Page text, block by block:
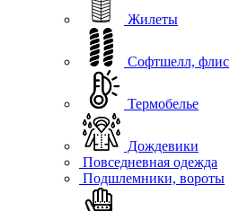
Жилеты
Софтшелл, флис
Термобелье
Дождевики
Повседневная одежда
Подшлемники, вороты